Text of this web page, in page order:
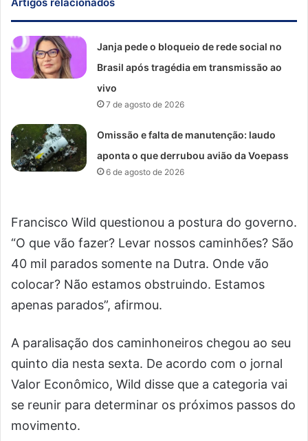
Janja pede o bloqueio de rede social no
Brasil após tragédia em transmissão ao
vivo
7 de agosto de 2026
Omissão e falta de manutenção: laudo
aponta o que derrubou avião da Voepass
6 de agosto de 2026
Francisco Wild questionou a postura do governo.
“O que vão fazer? Levar nossos caminhões? São
40 mil parados somente na Dutra. Onde vão
colocar? Não estamos obstruindo. Estamos
apenas parados”, afirmou.
A paralisação dos caminhoneiros chegou ao seu
quinto dia nesta sexta. De acordo com o jornal
Valor Econômico, Wild disse que a categoria vai
se reunir para determinar os próximos passos do
movimento.